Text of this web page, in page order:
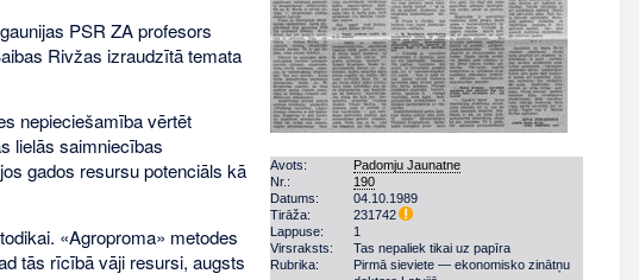
Avots:
Padomju Jaunatne
Nr.:
190
Datums:
04.10.1989
Tirāža:
231742
Lappuse:
1
Virsraksts:
Tas nepaliek tikai uz papīra
Rubrika:
Pirmā sieviete — ekonomisko zinātņu
PSR ZA profesors
Rivžas izraudzītā temata
nepieciešamība vērtēt
lielās saimniecības
gados resursu potenciāls kā
«Agroproma» metodes
tās rīcībā vāji resursi, augsts